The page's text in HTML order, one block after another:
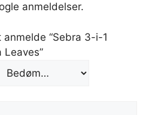
anmeldelser.
“Sebra 3-i-1
Leaves”